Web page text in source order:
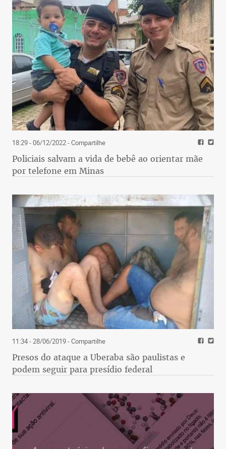
18:29 - 06/12/2022- Compartilhe
Policiais salvam a vida de bebê ao orientar mãe
por telefone em Minas
11:34 - 28/06/2019- Compartilhe
Presos do ataque a Uberaba são paulistas e
podem seguir para presídio federal